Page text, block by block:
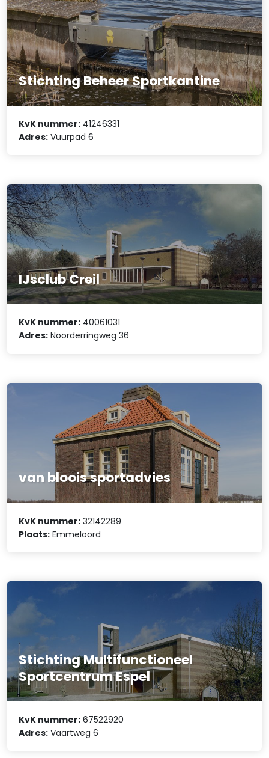
Stichting Beheer Sportkantine
KvK nummer: 41246331
Adres: Vuurpad 6
IJsclub Creil
KvK nummer: 40061031
Adres: Noorderringweg 36
van bloois sportadvies
KvK nummer: 32142289
Plaats: Emmeloord
Stichting Multifunctioneel
Sportcentrum Espel
KvK nummer: 67522920
Adres: Vaartweg 6